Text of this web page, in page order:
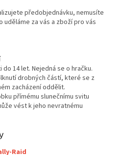
předobjednávku, nemusíte
uděláme za vás a zboží pro vás
14 let. Nejedná se o hračku.
drobných částí, které se z
zacházení oddělit.
přímému slunečnímu svitu
vést k jeho nevratnému
Raid